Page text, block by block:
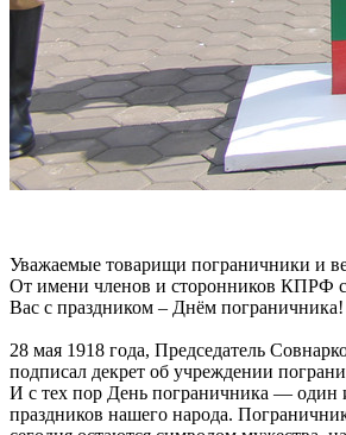
Уважаемые товарищи пограничники и
От имени членов и сторонников КПРФ
Вас с праздником – Днём пограничника!
28 мая 1918 года, Председатель
подписал декрет об учреждении
И с тех пор День пограничника —
праздников нашего народа.